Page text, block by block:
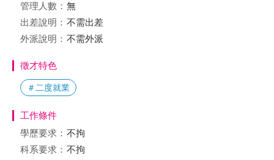
管理人數： 無
出差說明： 不需出差
外派說明： 不需外派
徵才特色
＃二度就業
工作條件
學歷要求： 不拘
科系要求： 不拘